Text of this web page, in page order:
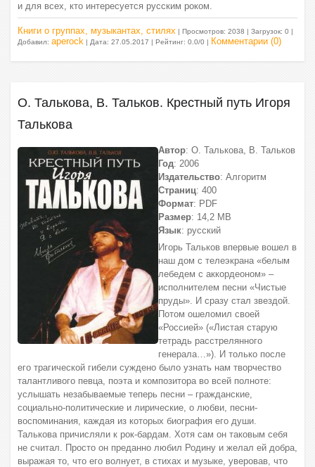
и для всех, кто интересуется русским роком.
Книги о группах, музыкантах, стилях | Просмотров: 2038 | Загрузок: 0 |
Добавил: aperock | Дата: 27.05.2017 | Рейтинг: 0.0/0 | Комментарии (0)
О. Талькова, В. Тальков. Крестный путь Игоря
Талькова
Автор: О. Талькова, В. Тальков
Год: 2006
Издательство: Алгоритм
Страниц: 400
Формат: PDF
Размер: 14,2 МВ
Язык: русский
Игорь Тальков впервые вошел в
наш дом с телеэкрана «белым
лебедем с аккордеоном» –
исполнителем песни «Чистые
пруды». И сразу стал звездой.
Потом ошеломил своей
«Россией» («Листая старую
тетрадь расстрелянного
генерала…»). И только после
его трагической гибели суждено было узнать нам творчество
талантливого певца, поэта и композитора во всей полноте:
услышать незабываемые теперь песни – гражданские,
социально-политические и лирические, о любви, песни-
воспоминания, каждая из которых биография его души.
Талькова причисляли к рок-бардам. Хотя сам он таковым себя
не считал. Просто он преданно любил Родину и желал ей добра,
выражая то, что его волнует, в стихах и музыке, уверовав, что